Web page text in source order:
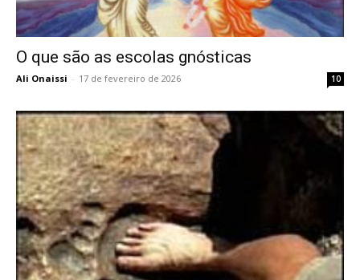
O que são as escolas gnósticas
Ali Onaissi - 17 de fevereiro de 2026 10